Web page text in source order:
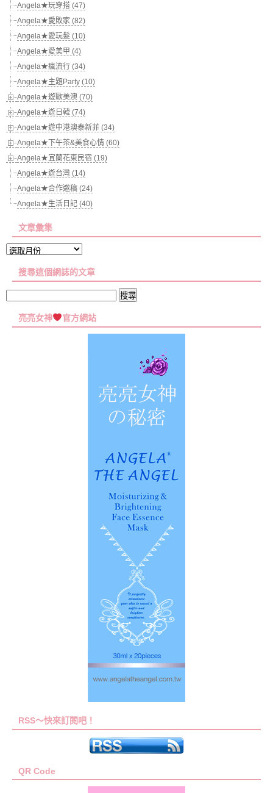
Angela★玩穿搭 (47)
Angela★愛敗家 (82)
Angela★愛玩髮 (10)
Angela★愛美甲 (4)
Angela★瘋流行 (34)
Angela★主題Party (10)
Angela★遊歐美澳 (70)
Angela★遊日韓 (74)
Angela★遊中港澳泰新菲 (34)
Angela★下午茶&美食心情 (60)
Angela★宜蘭花東民宿 (19)
Angela★遊台灣 (14)
Angela★合作邀稿 (24)
Angela★生活日記 (40)
文章彙集
文
彙
搜尋這個網誌的文章
關
亮亮女神 官方網站
RSS～快來訂閱吧！
QR Code